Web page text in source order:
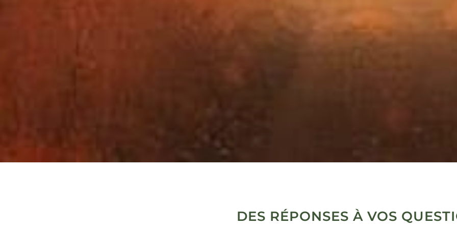
DES RÉPONSES À VOS